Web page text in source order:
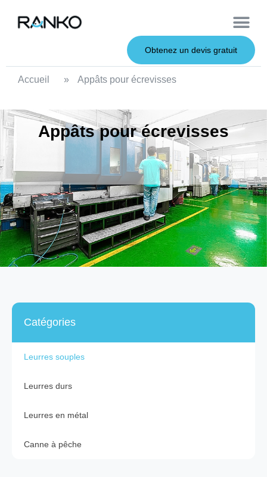
Obtenez un devis gratuit
Accueil » Appâts pour écrevisses
Appâts pour écrevisses
Catégories
Leurres souples
Leurres durs
Leurres en métal
Canne à pêche